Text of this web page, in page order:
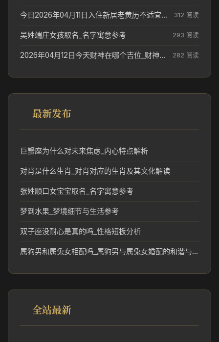
今日2026年04月11日入住新居老黄历不适宜吗_搬家择日参考 312 阅读
吴姓端庄女孩取名_名字寓意参考 293 阅读
2026年04月12日今天财神在哪个吉位_财神方位参考 282 阅读
最新发布
巨蟹座为什么对未来焦虑_内心特点解析
对肖是什么生肖_对肖对应的生肖及其文化解读
张姓顺口女宝宝取名_名字寓意参考
梦到水果_梦境细节与生活参考
双子座没耐心是真的吗_性格短板分析
属狗男和属兔女相配吗_属狗男与属兔女婚配的和谐与挑战分析
全站最新